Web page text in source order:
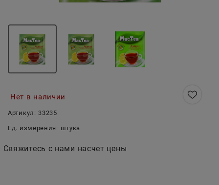
Нет в наличии
Артикул: 33235
Ед. измерения: штука
Свяжитесь с нами насчет цены